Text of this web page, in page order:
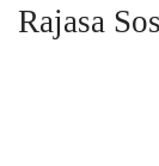
Rajasa